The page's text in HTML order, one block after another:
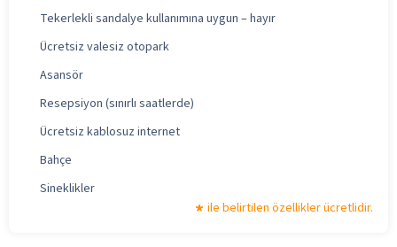
Tekerlekli sandalye kullanımına uygun – hayır
Ücretsiz valesiz otopark
Asansör
Resepsiyon (sınırlı saatlerde)
Ücretsiz kablosuz internet
Bahçe
Sineklikler
ile belirtilen özellikler ücretlidir.